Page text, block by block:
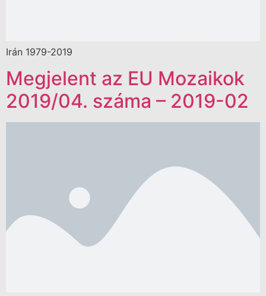
Irán 1979-2019
Megjelent az EU Mozaikok
2019/04. száma – 2019-02